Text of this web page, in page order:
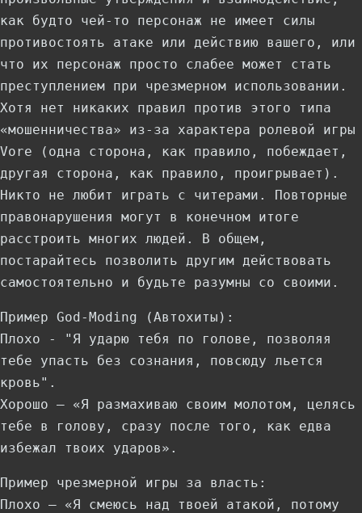
как будто чей-то персонаж не имеет силы
противостоять атаке или действию вашего, или
что их персонаж просто слабее может стать
преступлением при чрезмерном использовании.
Хотя нет никаких правил против этого типа
«мошенничества» из-за характера ролевой игры
Vore (одна сторона, как правило, побеждает,
другая сторона, как правило, проигрывает).
Никто не любит играть с читерами. Повторные
правонарушения могут в конечном итоге
расстроить многих людей. В общем,
постарайтесь позволить другим действовать
самостоятельно и будьте разумны со своими.
Пример God-Moding (Автохиты):
Плохо - "Я ударю тебя по голове, позволяя
тебе упасть без сознания, повсюду льется
кровь".
Хорошо — «Я размахиваю своим молотом, целясь
тебе в голову, сразу после того, как едва
избежал твоих ударов».
Пример чрезмерной игры за власть:
Плохо — «Я смеюсь над твоей атакой, потому